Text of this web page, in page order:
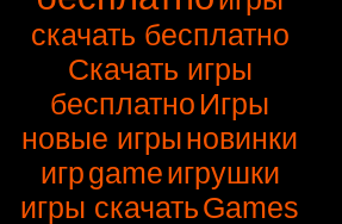
скачать бесплатно
Скачать игры
бесплатно Игры
новые игрыновинки
игрgameигрушки
игры скачатьGames